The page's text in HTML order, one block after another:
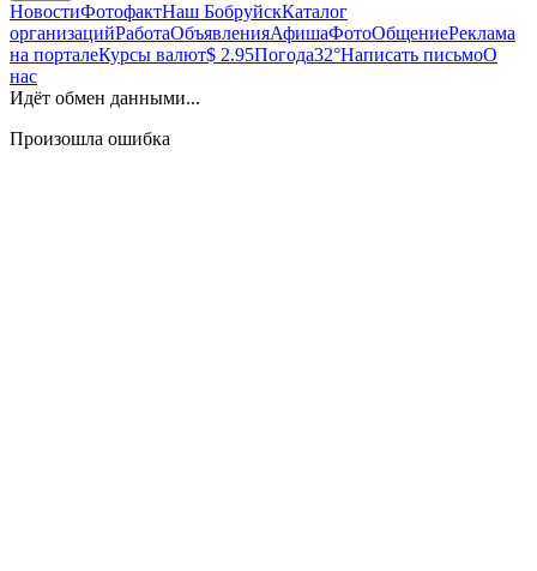
НовостиФотофактНаш БобруйскКаталог
организацийРаботаОбъявленияАфишаФотоОбщениеРеклама
на порталеКурсы валют$ 2.95Погода32°Написать письмоО
нас
Идёт обмен данными...
Произошла ошибка